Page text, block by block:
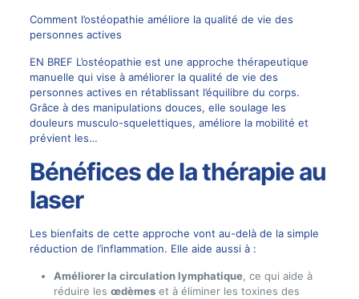
Comment l’ostéopathie améliore la qualité de vie des
personnes actives
EN BREF L’ostéopathie est une approche thérapeutique
manuelle qui vise à améliorer la qualité de vie des
personnes actives en rétablissant l’équilibre du corps.
Grâce à des manipulations douces, elle soulage les
douleurs musculo-squelettiques, améliore la mobilité et
prévient les…
Bénéfices de la thérapie au
laser
Les bienfaits de cette approche vont au-delà de la simple
réduction de l’inflammation. Elle aide aussi à :
Améliorer la circulation lymphatique, ce qui aide à
réduire les œdèmeset à éliminer les toxines des